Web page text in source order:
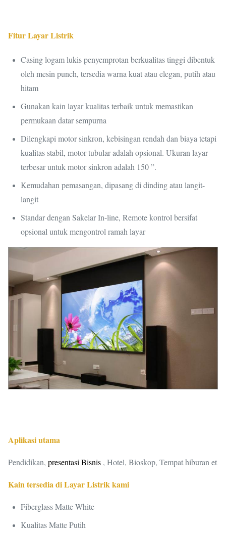
Fitur Layar Listrik
Casing logam lukis penyemprotan berkualitas tinggi dibentuk
oleh mesin punch, tersedia warna kuat atau elegan, putih atau
hitam
Gunakan kain layar kualitas terbaik untuk memastikan
permukaan datar sempurna
Dilengkapi motor sinkron, kebisingan rendah dan biaya tetapi
kualitas stabil, motor tubular adalah opsional. Ukuran layar
terbesar untuk motor sinkron adalah 150 ”.
Kemudahan pemasangan, dipasang di dinding atau langit-
langit
Standar dengan Sakelar In-line, Remote kontrol bersifat
opsional untuk mengontrol ramah layar
Aplikasi utama
Pendidikan, presentasi Bisnis , Hotel, Bioskop, Tempat hiburan et
Kain tersedia di Layar Listrik kami
Fiberglass Matte White
Kualitas Matte Putih